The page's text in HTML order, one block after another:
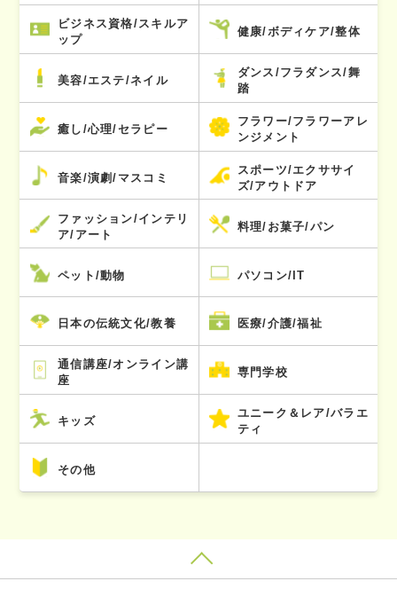
ビジネス資格/スキルア
ップ
健康/ボディケア/整体
美容/エステ/ネイル
ダンス/フラダンス/舞
踏
癒し/心理/セラピー
フラワー/フラワーアレ
ンジメント
音楽/演劇/マスコミ
スポーツ/エクササイ
ズ/アウトドア
ファッション/インテリ
ア/アート
料理/お菓子/パン
ペット/動物 パソコン/IT
日本の伝統文化/教養 医療/介護/福祉
通信講座/オンライン講
座
専門学校
キッズ
ユニーク＆レア/バラエ
ティ
その他